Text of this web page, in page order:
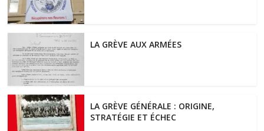
LA GRÈVE AUX ARMÉES
LA GRÈVE GÉNÉRALE : ORIGINE,
STRATÉGIE ET ÉCHEC